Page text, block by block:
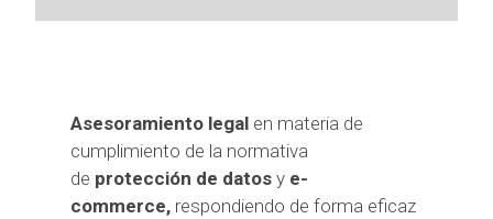
Asesoramiento legal en materia de
cumplimiento de la normativa
de protección de datos y e-
commerce, respondiendo de forma eficaz